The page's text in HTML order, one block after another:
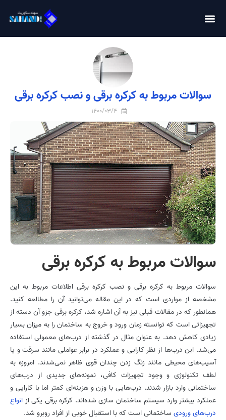
سوالات مربوط به کرکره برقی و نصب کرکره برقی
1400/03/4
سوالات مربوط به کرکره برقی
سوالات مربوط به کرکره برقی و نصب کرکره برقی اطلاعات مربوط به این
مشخصه از مواردی است که در این مقاله می‌توانید آن را مطالعه کنید.
همانطور که در مقالات قبلی نیز به آن اشاره شد، کرکره برقی جزو آن دسته از
تجهیزاتی است که توانسته زمان ورود و خروج به ساختمان را به میزان بسیار
زیادی کاهش دهد. به عنوان مثال در گذشته از درب‌های معمولی استفاده
می‌شد. این درب‌ها از نظر کارایی و عملکرد در برابر عواملی مانند سرقت و یا
آسیب‌های محیطی مانند زنگ زدن چندان قوی ظاهر نمی‌شدند. امروزه به
لطف تکنولوژی و وجود تجهیزات کافی، نمونه‌های جدیدی از درب‌های
ساختمانی وارد بازار شدند. درب‌هایی با وزن و هزینه‌ای کمتر اما با کارایی و
عملکرد بیشتر وارد سیستم ساختمان سازی شده‌اند. کرکره برقی یکی از انواع
درب‌های ورودی ساختمانی است که با استقبال خوبی از افراد روبرو شد.